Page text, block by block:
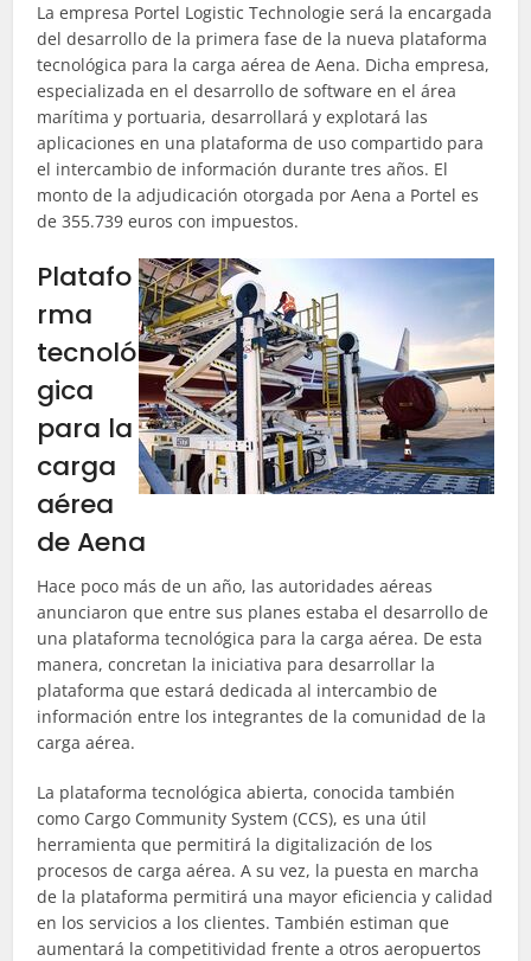
La empresa Portel Logistic Technologie será la encargada
del desarrollo de la primera fase de la nueva plataforma
tecnológica para la carga aérea de Aena. Dicha empresa,
especializada en el desarrollo de software en el área
marítima y portuaria, desarrollará y explotará las
aplicaciones en una plataforma de uso compartido para
el intercambio de información durante tres años. El
monto de la adjudicación otorgada por Aena a Portel es
de 355.739 euros con impuestos.
Platafo
rma
tecnoló
gica
para la
carga
aérea
de Aena
Hace poco más de un año, las autoridades aéreas
anunciaron que entre sus planes estaba el desarrollo de
una plataforma tecnológica para la carga aérea. De esta
manera, concretan la iniciativa para desarrollar la
plataforma que estará dedicada al intercambio de
información entre los integrantes de la comunidad de la
carga aérea.
La plataforma tecnológica abierta, conocida también
como Cargo Community System (CCS), es una útil
herramienta que permitirá la digitalización de los
procesos de carga aérea. A su vez, la puesta en marcha
de la plataforma permitirá una mayor eficiencia y calidad
en los servicios a los clientes. También estiman que
aumentará la competitividad frente a otros aeropuertos